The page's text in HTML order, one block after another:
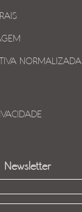
NORMALIZADA
Newsletter